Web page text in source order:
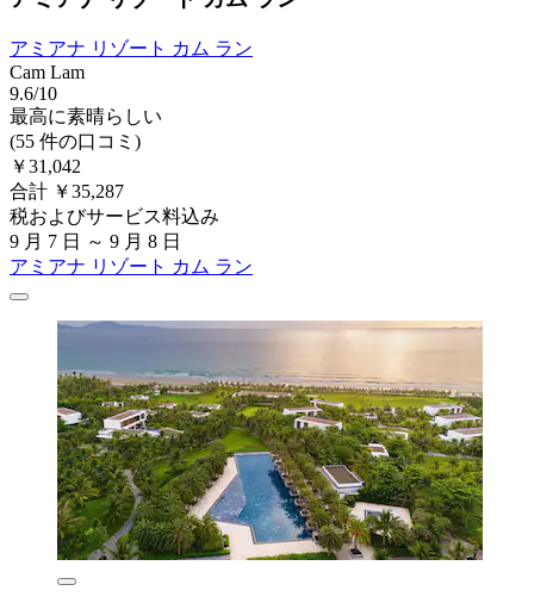
アミアナ リゾート カム ラン
Cam Lam
9.6/10
最高に素晴らしい
(55 件の口コミ)
￥31,042
合計 ￥35,287
税およびサービス料込み
9 月 7 日 ～ 9 月 8 日
アミアナ リゾート カム ラン